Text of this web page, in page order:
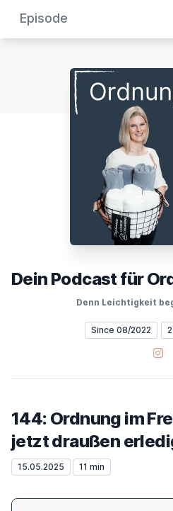
Episode
Denn Leichtigkeit
Since 08/2022
144: Ordnung im
jetzt draußen
15.05.2025 11 min